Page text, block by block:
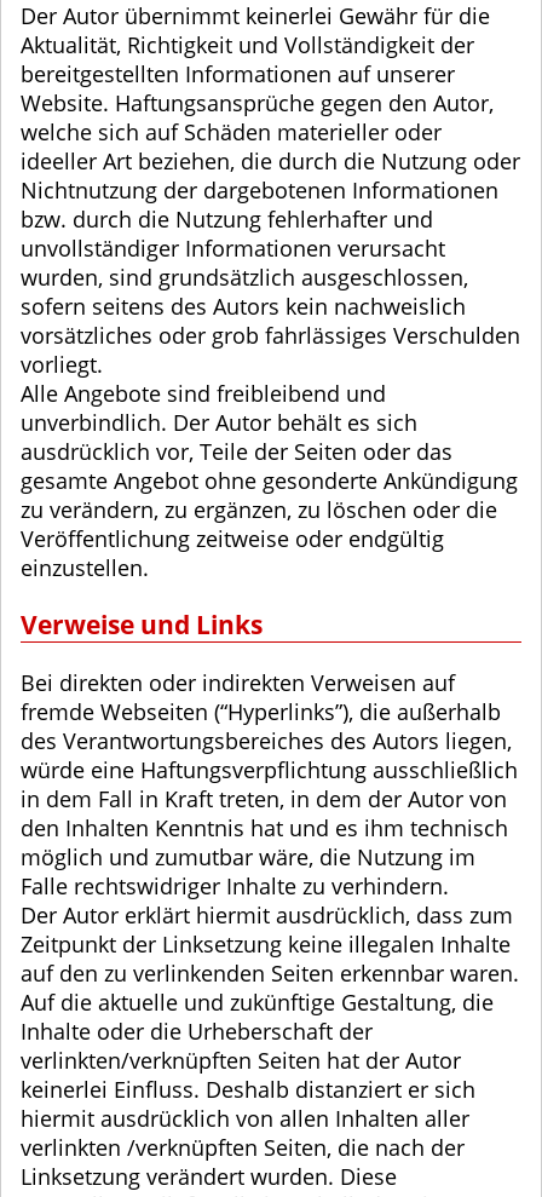
Der Autor übernimmt keinerlei Gewähr für die
Aktualität, Richtigkeit und Vollständigkeit der
bereitgestellten Informationen auf unserer
Website. Haftungsansprüche gegen den Autor,
welche sich auf Schäden materieller oder
ideeller Art beziehen, die durch die Nutzung oder
Nichtnutzung der dargebotenen Informationen
bzw. durch die Nutzung fehlerhafter und
unvollständiger Informationen verursacht
wurden, sind grundsätzlich ausgeschlossen,
sofern seitens des Autors kein nachweislich
vorsätzliches oder grob fahrlässiges Verschulden
vorliegt.
Alle Angebote sind freibleibend und
unverbindlich. Der Autor behält es sich
ausdrücklich vor, Teile der Seiten oder das
gesamte Angebot ohne gesonderte Ankündigung
zu verändern, zu ergänzen, zu löschen oder die
Veröffentlichung zeitweise oder endgültig
einzustellen.
Verweise und Links
Bei direkten oder indirekten Verweisen auf
fremde Webseiten (“Hyperlinks”), die außerhalb
des Verantwortungsbereiches des Autors liegen,
würde eine Haftungsverpflichtung ausschließlich
in dem Fall in Kraft treten, in dem der Autor von
den Inhalten Kenntnis hat und es ihm technisch
möglich und zumutbar wäre, die Nutzung im
Falle rechtswidriger Inhalte zu verhindern.
Der Autor erklärt hiermit ausdrücklich, dass zum
Zeitpunkt der Linksetzung keine illegalen Inhalte
auf den zu verlinkenden Seiten erkennbar waren.
Auf die aktuelle und zukünftige Gestaltung, die
Inhalte oder die Urheberschaft der
verlinkten/verknüpften Seiten hat der Autor
keinerlei Einfluss. Deshalb distanziert er sich
hiermit ausdrücklich von allen Inhalten aller
verlinkten /verknüpften Seiten, die nach der
Linksetzung verändert wurden. Diese